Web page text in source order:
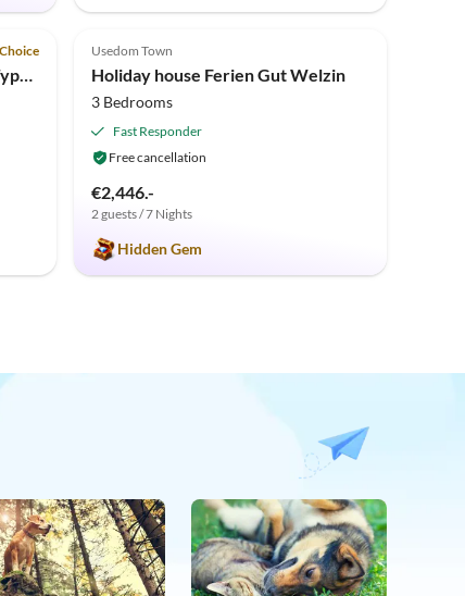
Listing
Holiday apartment Aquarius | Type A
Top-Listing
4.9 (2)
Usedom Town
Holiday house Ferien Gut Welzin
3 Bedrooms
Fast Responder
Free cancellation
€2,446.-
2 guests / 7 Nights
Hidden Gem